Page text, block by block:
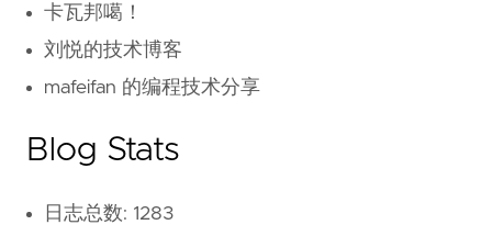
卡瓦邦噶！
刘悦的技术博客
mafeifan 的编程技术分享
Blog Stats
日志总数: 1283